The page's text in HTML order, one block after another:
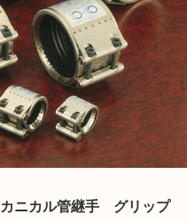
ニカル管継手 グリップ